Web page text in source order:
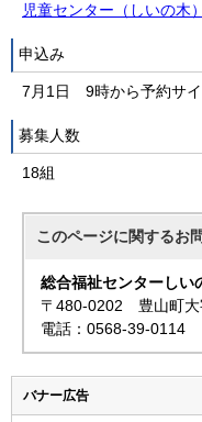
児童センター（しいの木）
申込み
7月1日 9時から予約サ
募集人数
18組
このページに関するお
総合福祉センターし
〒480-0202 豊山町大
電話：0568-39-0114
バナー広告